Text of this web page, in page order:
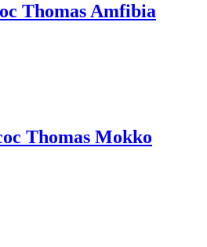
Thomas Amfibia
Thomas Mokko